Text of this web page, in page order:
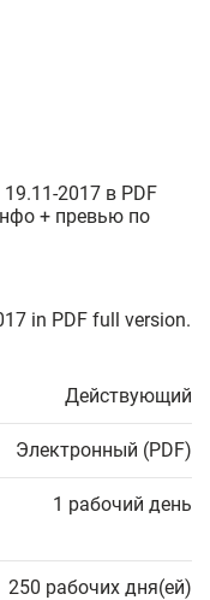
2017 в PDF
+ превью по
in PDF full version.
Действующий
Электронный (PDF)
1 рабочий день
250 рабочих дня(ей)